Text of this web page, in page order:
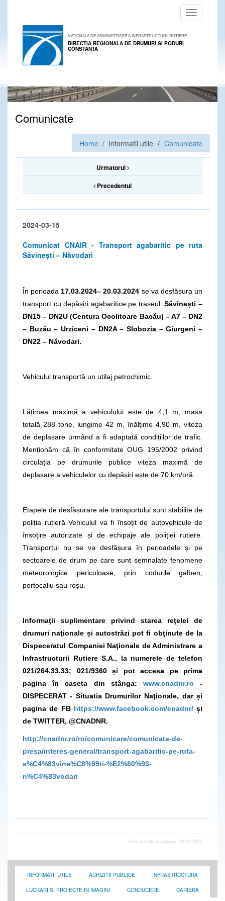
Toggle
navigation
NATIONALA DE ADMINISTRARE A INFRASTRUCTURII RUTIERE
DIRECTIA REGIONALA DE DRUMURI SI PODURI
CONSTANTA
Comunicate
Home / Informatii utile Comunicate
Urmatorul
Precedentul
2024-03-15
Comunicat CNAIR - Transport agabaritic pe ruta
Săvinești – Năvodari
În perioada 17.03.2024– 20.03.2024 se va desfășura un
transport cu depășiri agabaritice pe traseul:Săvinești –
DN15 – DN2U (Centura Ocolitoare Bacău) – A7 – DN2
– Buzău – Urziceni – DN2A – Slobozia – Giurgeni –
DN22 – Năvodari.
Vehiculul transportă un utilaj petrochimic.
Lățimea maximă a vehiculului este de 4,1 m, masa
totală 288 tone, lungime 42 m, înălțime 4,90 m, viteza
de deplasare urmând a fi adaptată condițiilor de trafic.
Menționăm că în conformitate OUG 195/2002 privind
circulația pe drumurile publice viteza maximă de
deplasare a vehiculelor cu depășiri este de 70 km/oră.
Etapele de desfășurare ale transportului sunt stabilite de
poliția rutieră Vehiculul va fi însoțit de autovehicule de
însoțire autorizate și de echipaje ale poliției rutiere.
Transportul nu se va desfășura în perioadele și pe
sectoarele de drum pe care sunt semnalate fenomene
meteorologice periculoase, prin codurile galben,
portocaliu sau roșu.
Informaţii suplimentare privind starea reţelei de
drumuri naţionale și autostrăzi pot fi obţinute de la
Dispeceratul Companiei Naţionale de Administrare a
Infrastructurii Rutiere S.A., la numerele de telefon
021/264.33.33; 021/9360 și pot accesa pe prima
pagina în caseta din stânga: www.cnadnr.ro -
DISPECERAT - Situatia Drumurilor Naţionale, dar și
pagina de FB https://www.facebook.com/cnadnr/și
de TWITTER, @CNADNR.
http://cnadnr.ro/ro/comunicare/comunicate-de-
presa/interes-general/transport-agabaritic-pe-ruta-
s%C4%83vine%C8%99ti-%E2%80%93-
n%C4%83vodari
Data actualizarii paginii: 26-02-2025
INFORMATII UTILE ACHIZITII PUBLICE INFRASTRUCTURA
LUCRARI SI PROIECTE IN IMAGINI CONDUCERE CARIERA